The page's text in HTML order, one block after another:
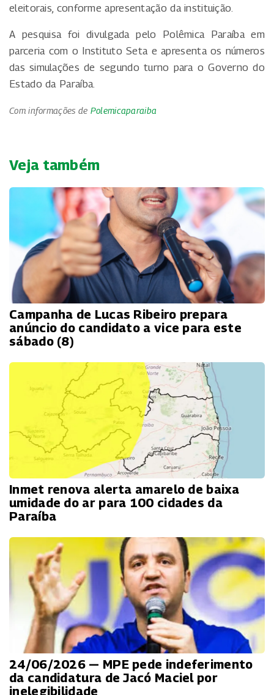
eleitorais, conforme apresentação da instituição.
A pesquisa foi divulgada pelo Polêmica Paraíba em
parceria com o Instituto Seta e apresenta os números
das simulações de segundo turno para o Governo do
Estado da Paraíba.
Com informações de Polemicaparaiba
Veja também
Campanha de Lucas Ribeiro prepara
anúncio do candidato a vice para este
sábado (8)
Inmet renova alerta amarelo de baixa
umidade do ar para 100 cidades da
Paraíba
24/06/2026 — MPE pede indeferimento
da candidatura de Jacó Maciel por
inelegibilidade